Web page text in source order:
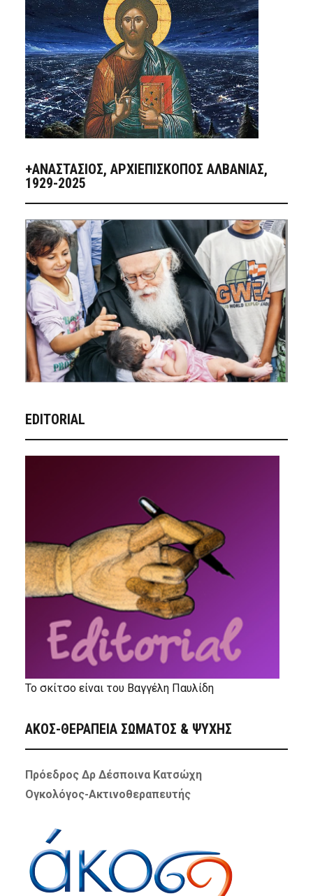
+ΑΝΑΣΤΆΣΙΟΣ, ΑΡΧΙΕΠΊΣΚΟΠΟΣ ΑΛΒΑΝΊΑΣ,
1929-2025
EDITORIAL
Το σκίτσο είναι του Βαγγέλη Παυλίδη
ΑΚΟΣ-ΘΕΡΑΠΕΙΑ ΣΩΜΑΤΟΣ & ΨΥΧΗΣ
Πρόεδρος Δρ Δέσποινα Κατσώχη
Ογκολόγος-Ακτινοθεραπευτής